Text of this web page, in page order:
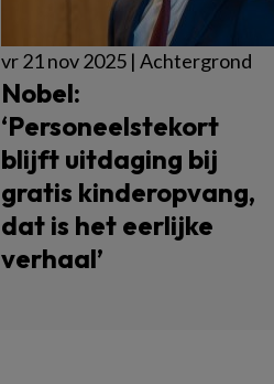
vr 21 nov 2025 | Achtergrond
Nobel:
‘Personeelstekort
blijft uitdaging bij
gratis kinderopvang,
dat is het eerlijke
verhaal’